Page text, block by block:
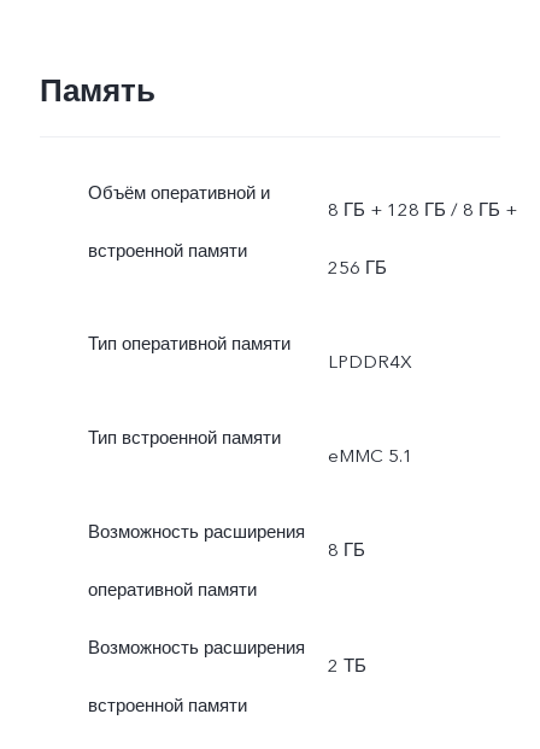
Память
Объём оперативной и
встроенной памяти
8 ГБ + 128 ГБ / 8 ГБ +
256 ГБ
Тип оперативной памяти
LPDDR4X
Тип встроенной памяти
eMMC 5.1
Возможность расширения
оперативной памяти
8 ГБ
Возможность расширения
встроенной памяти
2 ТБ